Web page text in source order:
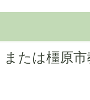
たは橿原